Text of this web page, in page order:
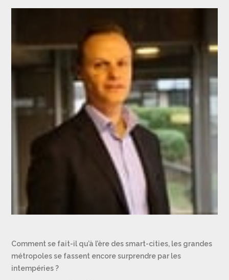
Comment se fait-il qu’à l’ère des smart-cities, les grandes
métropoles se fassent encore surprendre par les
intempéries ?